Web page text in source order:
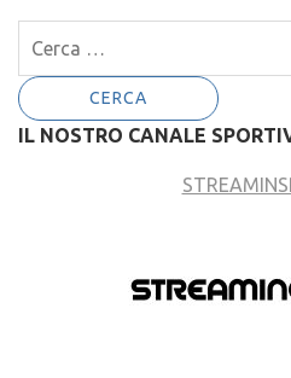
per:
IL NOSTRO CANALE